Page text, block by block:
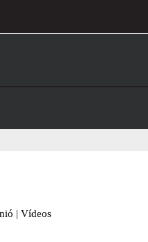
| Vídeos